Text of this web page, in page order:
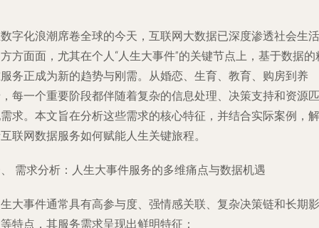
字化浪潮席卷全球的今天，互联网大数据已深度渗透社会生活
方面面，尤其在个人“人生大事件”的关键节点上，基于数据的
务正成为新的趋势与刚需。从婚恋、生育、教育、购房到养
每一个重要阶段都伴随着复杂的信息处理、决策支持和资源匹
求。本文旨在分析这些需求的核心特征，并结合实际案例，解
联网数据服务如何赋能人生关键旅程。
需求分析：人生大事件服务的多维痛点与数据机遇
大事件通常具有高参与度、强情感关联、复杂决策链和长期影
特点，其服务需求呈现出鲜明特征：